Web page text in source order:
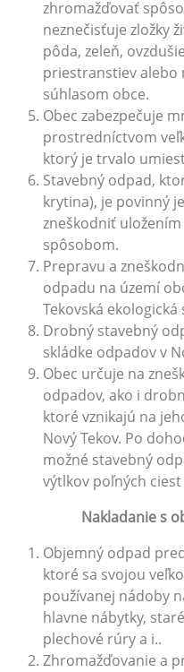
zhromažďovať
neznečisťuje zložky
pôda, zeleň,
priestranstiev alebo
súhlasom obce.
Obec zabezpečuje
prostredníctvom
ktorý je trvalo
Stavebný odpad,
krytina), je povinný
zneškodniť
spôsobom.
Prepravu a
odpadu na území
Tekovská ekologická
Drobný stavebný
skládke odpadov v
Obec určuje na
odpadov, ako i
ktoré vznikajú na
Nový Tekov. Po
možné stavebný
výtlkov poľných
Nakladanie s
Objemný odpad
ktoré sa svojou
používanej nádoby
hlavne nábytky,
plechové rúry a i..
Zhromažďovanie a